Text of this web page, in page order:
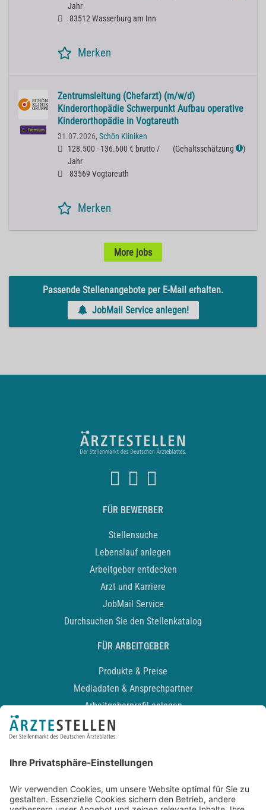
Jahr
83512 Wasserburg am Inn
Merken
Premium
Zentrumsleitung (Chefarzt) (m/w/d)
Kinderorthopädie Schwerpunkt Aufbau operative
Kinderorthopädie in Vogtareuth
31.07.2026, Schön Kliniken
128.500 - 136.600 € brutto /
Jahr
(Gehaltsschätzung ℹ )
83569 Vogtareuth
Merken
More jobs
Passende Stellenangebote per E-Mail erhalten.
JobMail Service anlegen!
FÜR BEWERBER
Stellensuche
Lebenslauf anlegen
Arbeitgeber entdecken
Arzt und Karriere
JobMail Service
Durchsuchen Sie den Stellenkatalog
FÜR ARBEITGEBER
Produkte & Preise
Mediadaten & Ansprechpartner
Arbeitgeberprofil anlegen
Recruiting-Podcast
Kontakt
Datenschutz